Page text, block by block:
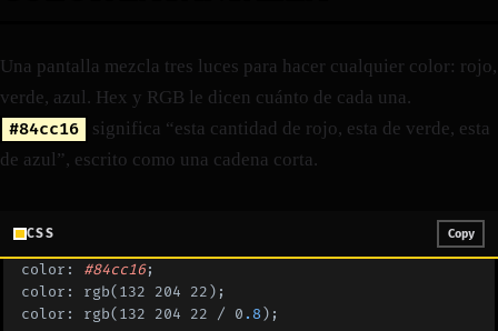
Una pantalla mezcla tres luces para hacer cualquier color: rojo,
verde, azul. Hex y RGB le dicen cuánto de cada una.
#84cc16
significa “esta cantidad de rojo, esta de verde, esta
de azul”, escrito como una cadena corta.
CSS Copy
color: #84cc16;
color: rgb(132 204 22);
color: rgb(132 204 22 / 0 .8 );